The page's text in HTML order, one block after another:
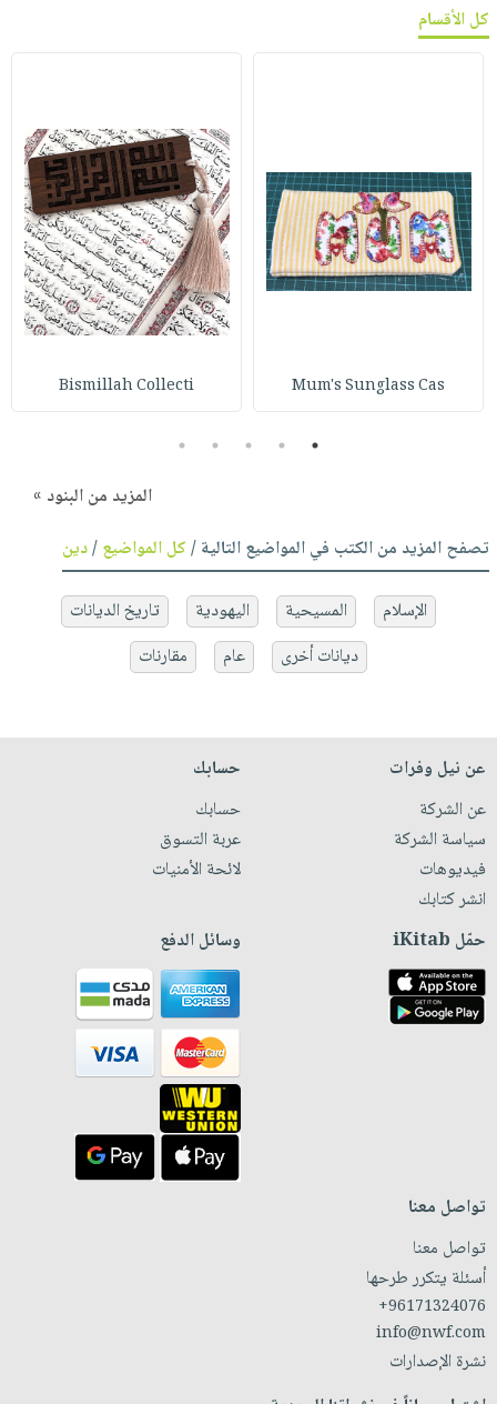
كل الأقسام
Mum's Sunglass Cas
Bismillah Collecti
1
2
3
4
5
المزيد من البنود »
تصفح المزيد من الكتب في المواضيع التالية /كل المواضيع/دين
الإسلام المسيحية اليهودية
تاريخ الديانات
ديانات أخرى
عام مقارنات
عن نيل وفرات
عن الشركة
سياسة الشركة
فيديوهات
انشر كتابك
حسابك
حسابك
عربة التسوق
لائحة الأمنيات
حمّل iKitab وسائل الدفع
تواصل معنا
تواصل معنا
أسئلة يتكرر طرحها
+96171324076
info@nwf.com
نشرة الإصدارات